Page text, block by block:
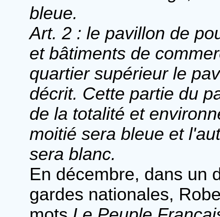
bleue.
Art. 2 : le pavillon de
et bâtiments de
quartier supérieur le
décrit. Cette partie du
de la totalité et
moitié sera bleue et
sera blanc.
En décembre, dans un
gardes nationales,